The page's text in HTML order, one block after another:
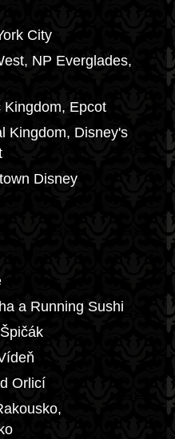
City
NP Everglades,
Kingdom, Epcot
Kingdom, Disney's
Disney
a Running Sushi
Orlicí